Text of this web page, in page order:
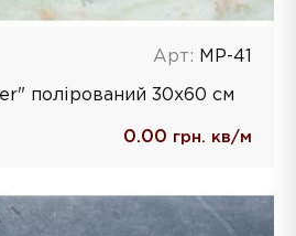
Арт: MP-41
полірований 30x60 см
0.00 грн. кв/м